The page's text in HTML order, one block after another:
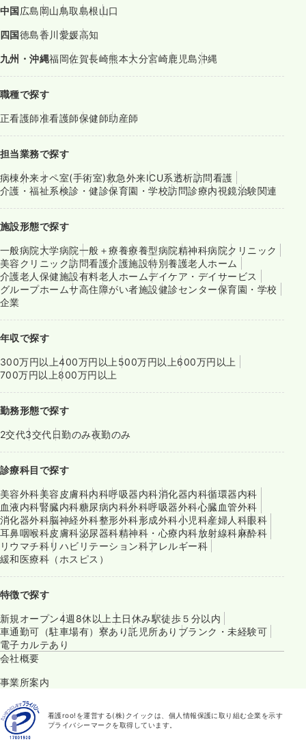
中国広島岡山鳥取島根山口
四国徳島香川愛媛高知
九州・沖縄福岡佐賀長崎熊本大分宮崎鹿児島沖縄
職種で探す
正看護師准看護師保健師助産師
担当業務で探す
病棟外来オペ室(手術室)救急外来ICU系透析訪問看護
介護・福祉系検診・健診保育園・学校訪問診療内視鏡治験関連
施設形態で探す
一般病院大学病院一般＋療養療養型病院精神科病院クリニック
美容クリニック訪問看護介護施設特別養護老人ホーム
介護老人保健施設有料老人ホームデイケア・デイサービス
グループホームサ高住障がい者施設健診センター保育園・学校
企業
年収で探す
300万円以上400万円以上 500万円以上600万円以上
700万円以上800万円以上
勤務形態で探す
2交代3交代日勤のみ夜勤のみ
診療科目で探す
美容外科美容皮膚科内科呼吸器内科消化器内科循環器内科
血液内科腎臓内科糖尿病内科外科呼吸器外科心臓血管外科
消化器外科脳神経外科整形外科形成外科小児科産婦人科眼科
耳鼻咽喉科皮膚科泌尿器科精神科・心療内科放射線科麻酔科
リウマチ科リハビリテーション科アレルギー科
緩和医療科（ホスピス）
特徴で探す
新規オープン4週8休以上 土日休み駅徒歩５分以内
車通勤可（駐車場有） 寮あり託児所あり ブランク・未経験可
電子カルテあり
会社概要
事業所案内
看護roo!を運営する(株)クイックは、個人情報保護に取り組む企業を示す
プライバシーマークを取得しています。